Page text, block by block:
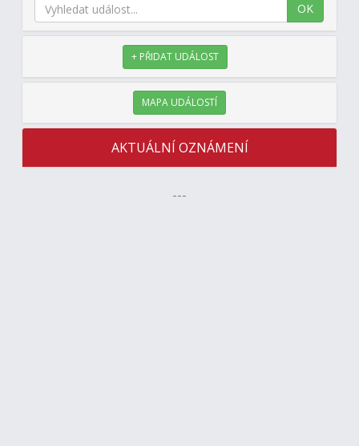
OK
+ PŘIDAT UDÁLOST
MAPA UDÁLOSTÍ
AKTUÁLNÍ OZNÁMENÍ
---